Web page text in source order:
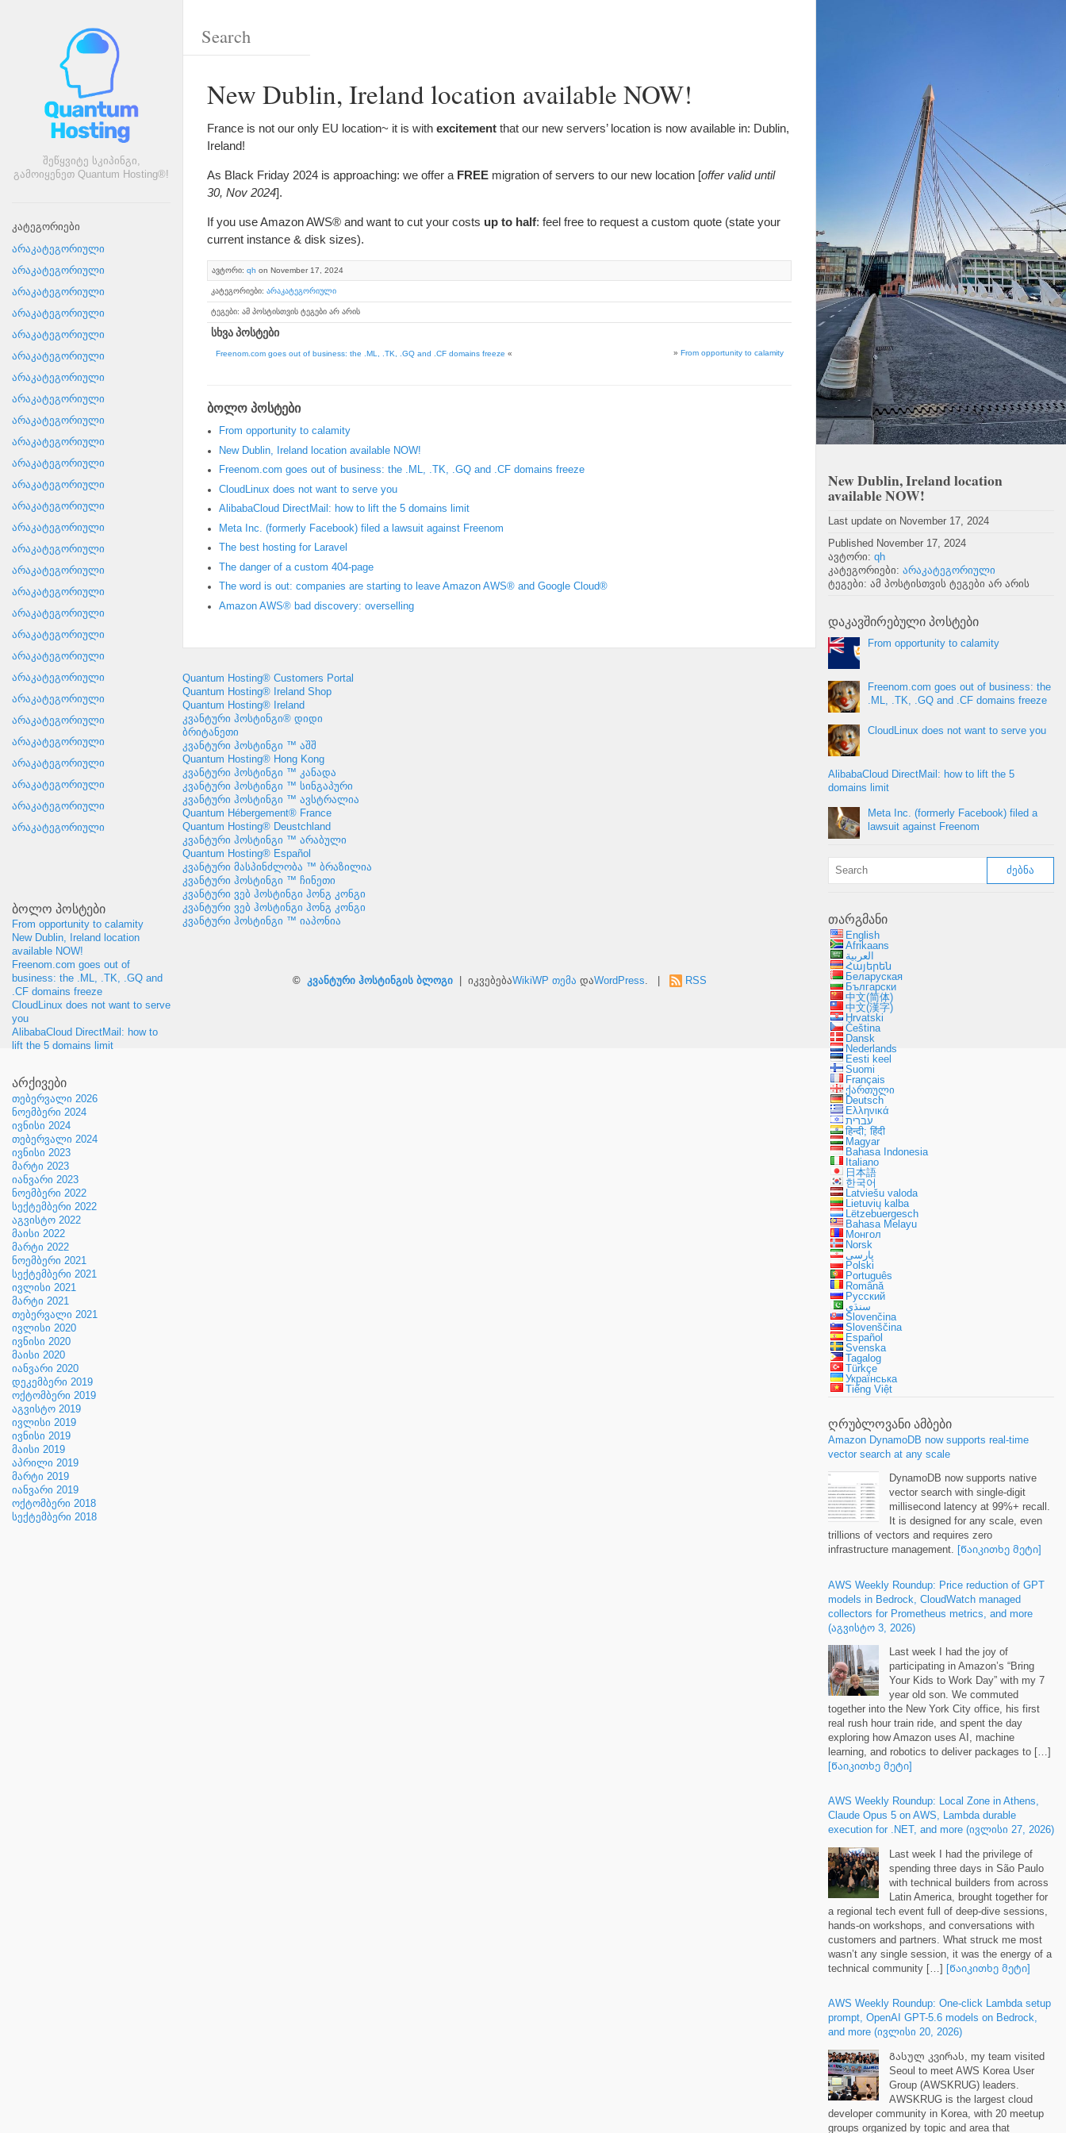
შეწყვიტე სკიპინგი,
გამოიყენეთ Quantum Hosting®!
კატეგორიები
არაკატეგორიული
არაკატეგორიული
არაკატეგორიული
არაკატეგორიული
არაკატეგორიული
არაკატეგორიული
არაკატეგორიული
არაკატეგორიული
არაკატეგორიული
არაკატეგორიული
არაკატეგორიული
არაკატეგორიული
არაკატეგორიული
არაკატეგორიული
არაკატეგორიული
არაკატეგორიული
არაკატეგორიული
არაკატეგორიული
არაკატეგორიული
არაკატეგორიული
არაკატეგორიული
არაკატეგორიული
არაკატეგორიული
არაკატეგორიული
არაკატეგორიული
არაკატეგორიული
არაკატეგორიული
არაკატეგორიული
ბოლო პოსტები
From opportunity to calamity
New Dublin
Ireland location
available NOW!
Freenom.com goes out of
business: the .ML TK
GQ and
.CF domains freeze
CloudLinux does not want to serve
you
AlibabaCloud DirectMail : how to
lift the 5 domains limit
არქივები
თებერვალი 2026
ნოემბერი 2024
ივნისი 2024
თებერვალი 2024
ივნისი 2023
მარტი 2023
იანვარი 2023
ნოემბერი 2022
სექტემბერი 2022
აგვისტო 2022
მაისი 2022
მარტი 2022
ნოემბერი 2021
სექტემბერი 2021
ივლისი 2021
მარტი 2021
თებერვალი 2021
ივლისი 2020
ივნისი 2020
მაისი 2020
იანვარი 2020
დეკემბერი 2019
ოქტომბერი 2019
აგვისტო 2019
ივლისი 2019
ივნისი 2019
მაისი 2019
აპრილი 2019
მარტი 2019
იანვარი 2019
ოქტომბერი 2018
სექტემბერი 2018
New Dublin, Ireland location available NOW!
France is not our only EU location~ it is with excitement that our new servers’ location is now available in: Dublin,
Ireland!
As Black Friday 2024 is approaching: we offer a FREE migration of servers to our new location [offer valid until
30, Nov 2024].
If you use Amazon AWS® and want to cut your costs up to half: feel free to request a custom quote (state your
current instance & disk sizes).
ავტორი: qh on November17, 2024
კატეგორიები: არაკატეგორიული
ტეგები: ამ პოსტისთვის ტეგები არ არის
სხვა პოსტები
Freenom.com goes out of business:the .ML , .TK , .GQ and .CF domains freeze « » From opportunity to calamity
ბოლო პოსტები
From opportunity to calamity
New Dublin
Ireland location available NOW!
Freenom.com goes out of business: the .ML, . TK, .GQ and .CF domains freeze
CloudLinux does not want to serve you
AlibabaCloud DirectMail : how to lift the 5 domains limit
Meta Inc . (formerly Facebook) filed a lawsuit against Freenom
The best hosting for Laravel
The danger of a custom 404-page
The word is out: companies are starting to leave Amazon AWS® and Google Cloud®
Amazon AWS® bad discovery: overselling
New Dublin,Ireland location
available NOW!
Last update on November 17, 2024
Published November 17, 2024
ავტორი: qh
კატეგორიები: არაკატეგორიული
ტეგები: ამ პოსტისთვის ტეგები არ არის
დაკავშირებული პოსტები
From opportunity to calamity
Freenom.com goes out of business: the
.ML
TK GQ and .CF domains freeze
CloudLinux does not want to serve you
AlibabaCloud DirectMail : how to lift the 5
domains limit
Meta Inc . (formerly Facebook) filed a
lawsuit against Freenom
თარგმანი
English
Afrikaans
العربية
Հայերեն
Беларуская
Български
中文(简体)
中文(漢字)
Hrvatski
Čeština
Dansk
Nederlands
Eesti keel
Suomi
Français
ქართული
Deutsch
Ελληνικά
עברית
हिन्दी; हिंदी
Magyar
Bahasa Indonesia
Italiano
日本語
한국어
Latviešu valoda
Lietuvių kalba
Lëtzebuergesch
Bahasa Melayu
Монгол
Norsk
پارسی
Polski
Português
Română
Русский
سنڌي
Slovenčina
Slovenščina
Español
Svenska
Tagalog
Türkçe
Українська
Tiếng Việt
ღრუბლოვანი ამბები
Amazon DynamoDB now supports real-time
vector search at any scale
DynamoDB now supports native
vector search with single-digit
millisecond latency at99%+ recall .
It is designed for any scale, even
trillions of vectors and requires zero
infrastructure management. [Წაიკითხე მეტი]
AWS Weekly Roundup: Price reduction of GPT
models in Bedrock
CloudWatch managed
collectors for Prometheus metrics
and more
(აგვისტო 3, 2026)
Last week I had the joy of
participating in Amazon’s “Bring
Your Kids to Work Day” with my7
year old son. We commuted
together into the New York City office, his first
real rush hour train ride, and spent the day
exploring how Amazon uses AI , machine
learning, and robotics to deliver packages to […]
[Წაიკითხე მეტი]
AWS Weekly Roundup: Local Zone in Athens,
Claude Opus 5 on AWS, Lambda durable
execution for .NET , and more (ივლისი 27, 2026)
Last week I had the privilege of
spending three days in São Paulo
with technical builders from across
Latin America,
brought together for
a regional tech event full of deep-dive sessions
hands-on workshops
and conversations with
customers and partners
What struck me most
wasn’t any single session
it was the energy of a
technical community […] [Წაიკითხე მეტი]
AWS Weekly Roundup: One-click Lambda setup
prompt, OpenAI GPT-5.6 models on Bedrock,
and more (ივლისი 20, 2026)
Გასულ კვირას,
my team visited
Seoul to meet AWS Korea User
Group(AWSKRUG) leaders
AWSKRUG is the largest cloud
developer community in Korea with 20 meetup
groups organized by topic and area that
Quantum Hosting® Customers Portal
Quantum Hosting® Ireland Shop
Quantum Hosting® Ireland
კვანტური ჰოსტინგი® დიდი
ბრიტანეთი
კვანტური ჰოსტინგი ™ აშშ
Quantum Hosting® Hong Kong
კვანტური ჰოსტინგი ™ კანადა
კვანტური ჰოსტინგი ™ სინგაპური
კვანტური ჰოსტინგი ™ ავსტრალია
Quantum Hébergement® France
Quantum Hosting® Deustchland
კვანტური ჰოსტინგი ™ არაბული
Quantum Hosting® Español
კვანტური მასპინძლობა ™ ბრაზილია
კვანტური ჰოსტინგი ™ ჩინეთი
კვანტური ვებ ჰოსტინგი ჰონგ კონგი
კვანტური ვებ ჰოსტინგი ჰონგ კონგი
კვანტური ჰოსტინგი ™ იაპონია
© კვანტური ჰოსტინგის ბლოგი| იკვებებაWikiWP თემა დაWordPress RSS